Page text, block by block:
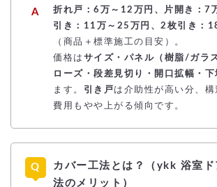
折れ戸：6万～12万円、片開き：7
引き：11万～25万円、2枚引き：
（商品＋標準施工の目安）。
価格は サイズ・パネル（樹脂/ガラ
ローズ・段差見切り・開口拡幅・下
ます。
引き戸 は介助性が高い分、
費用もやや上がる傾向です。
カバー工法とは？（ykk 浴室ドア カバー工
法のメリット）